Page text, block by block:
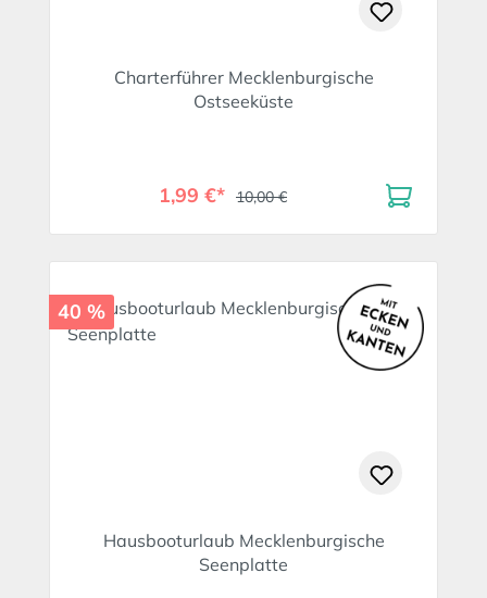
Charterführer Mecklenburgische
Ostseeküste
1,99 €* 10,00 €
40 %
Hausbooturlaub Mecklenburgische
Seenplatte